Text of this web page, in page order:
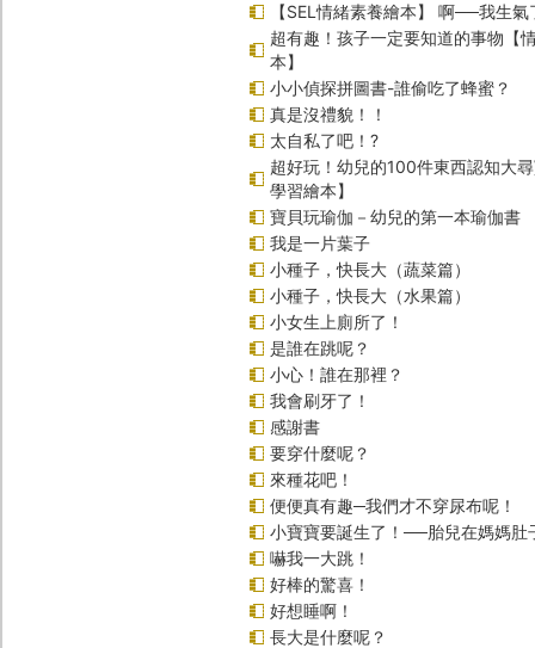
【SEL情緒素養繪本】 啊──我生
超有趣！孩子一定要知道的事物【
本】
小小偵探拼圖書-誰偷吃了蜂蜜？
真是沒禮貌！！
太自私了吧！?
超好玩！幼兒的100件東西認知大
學習繪本】
寶貝玩瑜伽－幼兒的第一本瑜伽書
我是一片葉子
小種子，快長大（蔬菜篇）
小種子，快長大（水果篇）
小女生上廁所了！
是誰在跳呢？
小心！誰在那裡？
我會刷牙了！
感謝書
要穿什麼呢？
來種花吧！
便便真有趣─我們才不穿尿布呢！
小寶寶要誕生了！──胎兒在媽媽肚
嚇我一大跳！
好棒的驚喜！
好想睡啊！
長大是什麼呢？